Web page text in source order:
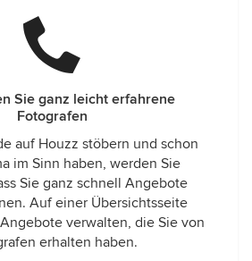
Sie ganz leicht erfahrene
Fotografen
auf Houzz stöbern und schon
im Sinn haben, werden Sie
Sie ganz schnell Angebote
Auf einer Übersichtsseite
verwalten, die Sie von
erhalten haben.